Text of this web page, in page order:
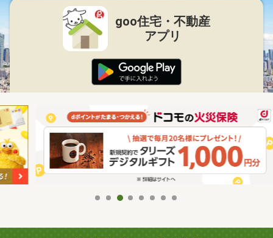
goo住宅・不動産
アプリ